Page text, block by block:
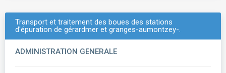
Transport et traitement des boues des stations
d'épuration de gérardmer et granges-aumontzey-.
ADMINISTRATION GENERALE